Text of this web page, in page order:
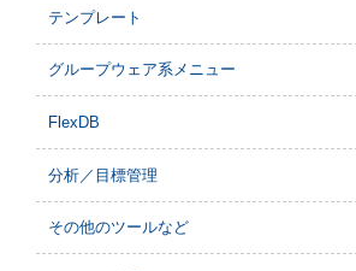
テンプレート
グループウェア系メニュー
FlexDB
分析／目標管理
その他のツールなど